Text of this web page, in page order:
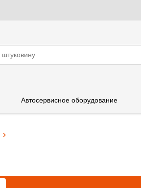
Автосервисное оборудование